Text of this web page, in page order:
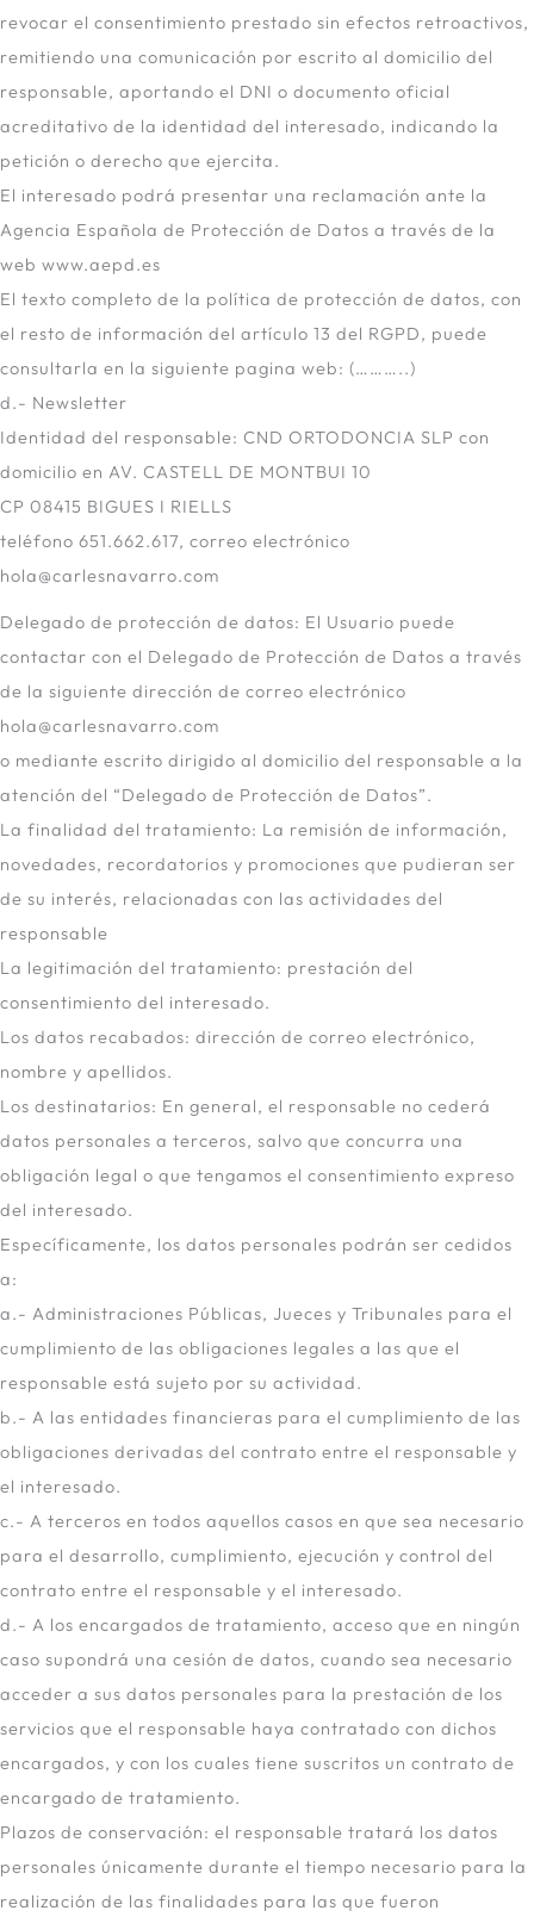
revocar el consentimiento prestado sin efectos retroactivos,
remitiendo una comunicación por escrito al domicilio del
responsable, aportando el DNI o documento oficial
acreditativo de la identidad del interesado, indicando la
petición o derecho que ejercita.
El interesado podrá presentar una reclamación ante la
Agencia Española de Protección de Datos a través de la
web www.aepd.es
El texto completo de la política de protección de datos, con
el resto de información del artículo 13 del RGPD, puede
consultarla en la siguiente pagina web: (………..)
d.- Newsletter
Identidad del responsable: CND ORTODONCIA SLP con
domicilio en AV. CASTELL DE MONTBUI 10
CP 08415 BIGUES I RIELLS
teléfono 651.662.617, correo electrónico
hola@carlesnavarro.com
Delegado de protección de datos: El Usuario puede
contactar con el Delegado de Protección de Datos a través
de la siguiente dirección de correo electrónico
hola@carlesnavarro.com
o mediante escrito dirigido al domicilio del responsable a la
atención del “Delegado de Protección de Datos”.
La finalidad del tratamiento: La remisión de información,
novedades, recordatorios y promociones que pudieran ser
de su interés, relacionadas con las actividades del
responsable
La legitimación del tratamiento: prestación del
consentimiento del interesado.
Los datos recabados: dirección de correo electrónico,
nombre y apellidos.
Los destinatarios: En general, el responsable no cederá
datos personales a terceros, salvo que concurra una
obligación legal o que tengamos el consentimiento expreso
del interesado.
Específicamente, los datos personales podrán ser cedidos
a:
a.- Administraciones Públicas, Jueces y Tribunales para el
cumplimiento de las obligaciones legales a las que el
responsable está sujeto por su actividad.
b.- A las entidades financieras para el cumplimiento de las
obligaciones derivadas del contrato entre el responsable y
el interesado.
c.- A terceros en todos aquellos casos en que sea necesario
para el desarrollo, cumplimiento, ejecución y control del
contrato entre el responsable y el interesado.
d.- A los encargados de tratamiento, acceso que en ningún
caso supondrá una cesión de datos, cuando sea necesario
acceder a sus datos personales para la prestación de los
servicios que el responsable haya contratado con dichos
encargados, y con los cuales tiene suscritos un contrato de
encargado de tratamiento.
Plazos de conservación: el responsable tratará los datos
personales únicamente durante el tiempo necesario para la
realización de las finalidades para las que fueron